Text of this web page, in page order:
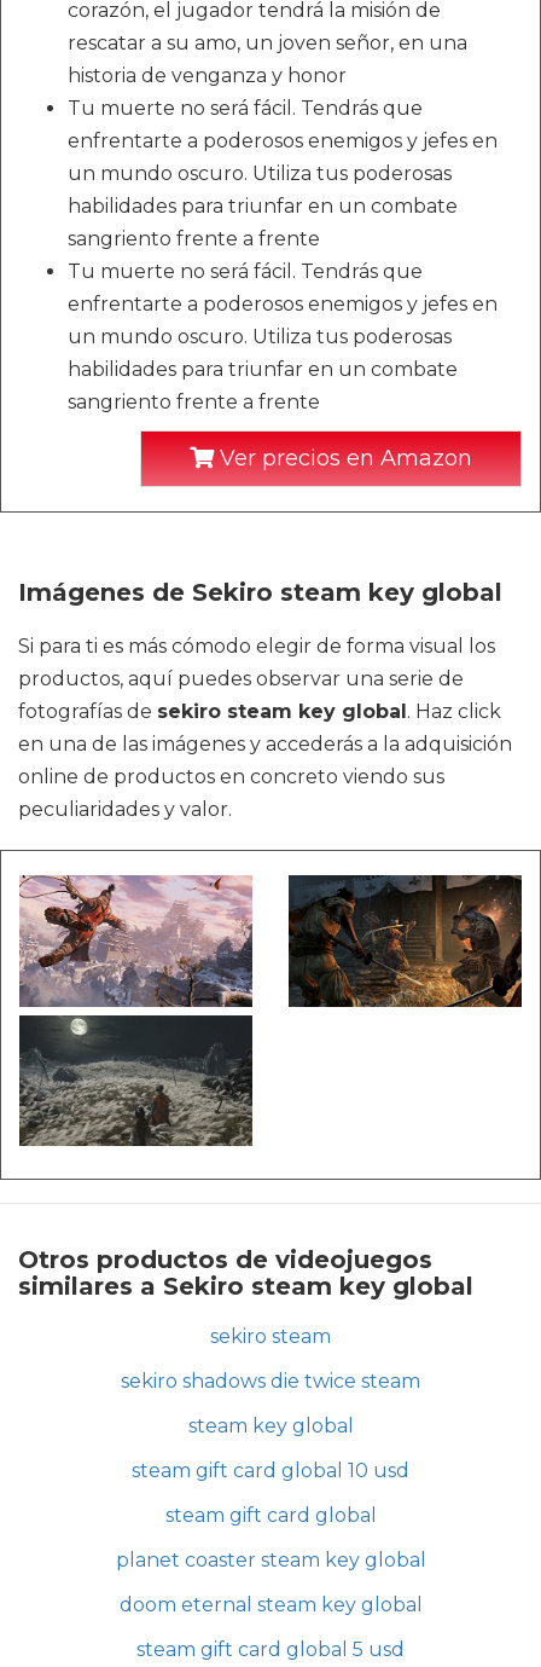
corazón, el jugador tendrá la misión de
rescatar a su amo, un joven señor, en una
historia de venganza y honor
Tu muerte no será fácil. Tendrás que
enfrentarte a poderosos enemigos y jefes en
un mundo oscuro. Utiliza tus poderosas
habilidades para triunfar en un combate
sangriento frente a frente
Tu muerte no será fácil. Tendrás que
enfrentarte a poderosos enemigos y jefes en
un mundo oscuro. Utiliza tus poderosas
habilidades para triunfar en un combate
sangriento frente a frente
Ver precios en Amazon
Imágenes de Sekiro steam key global
Si para ti es más cómodo elegir de forma visual los
productos, aquí puedes observar una serie de
fotografías de sekiro steam key global. Haz click
en una de las imágenes y accederás a la adquisición
online de productos en concreto viendo sus
peculiaridades y valor.
Otros productos de videojuegos
similares a Sekiro steam key global
sekiro steam
sekiro shadows die twice steam
steam key global
steam gift card global 10 usd
steam gift card global
planet coaster steam key global
doom eternal steam key global
steam gift card global 5 usd